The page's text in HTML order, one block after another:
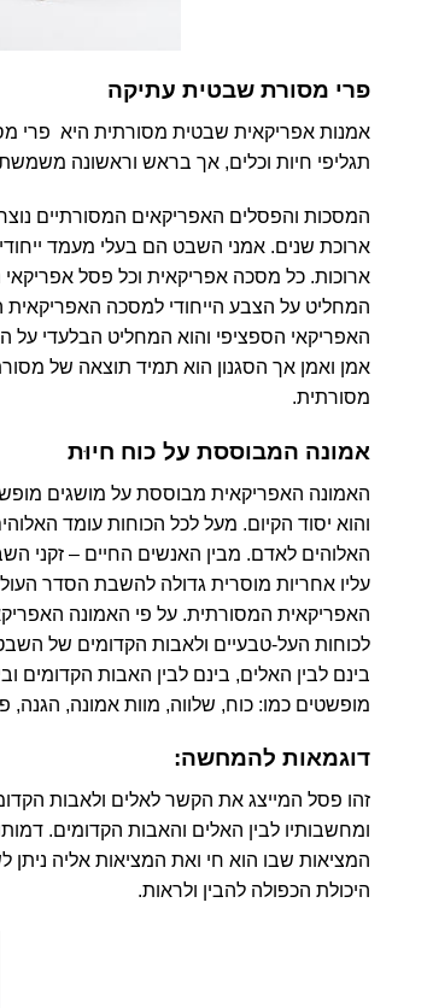
פרי מסורת שבטית עתיקה
אמנות אפריקאית שבטית מסורתית היא פרי
תגליפי חיות וכלים, אך בראש וראשונה
המסכות והפסלים האפריקאים המסורתיים
ארוכת שנים. אמני השבט הם בעלי מעמד
ארוכות. כל מסכה אפריקאית וכל פסל
המחליט על הצבע הייחודי למסכה האפריקאית
האפריקאי הספציפי והוא המחליט הבלעדי על
אמן ואמן אך הסגנון הוא תמיד תוצאה של
מסורתית.
אמונה המבוססת על כוח חיוּת
האמונה האפריקאית מבוססת על מושגים
והוא יסוד הקיום. מעל לכל הכוחות עומד
האלוהים לאדם. מבין האנשים החיים – זקני
עליו אחריות מוסרית גדולה להשבת הסדר
האפריקאית המסורתית. על פי האמונה
לכוחות העל-טבעיים ולאבות הקדומים של
בינם לבין האלים, בינם לבין האבות הקדומים
מופשטים כמו: כוח, שלווה, מוות אמונה, הגנה,
דוגמאות להמחשה:
זהו פסל המייצג את הקשר לאלים ולאבות
ומחשבותיו לבין האלים והאבות הקדומים.
המציאות שבו הוא חי ואת המציאות אליה
היכולת הכפולה להבין ולראות.